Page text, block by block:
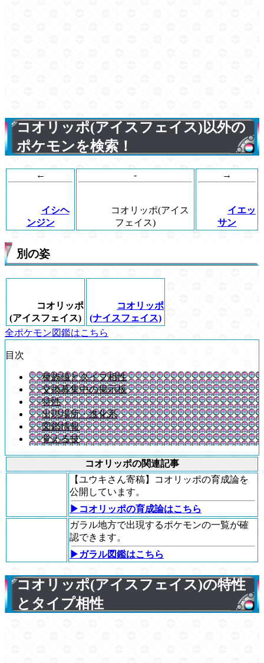
コオリッポ(アイスフェイス)以外の
ポケモンを検索！
←
イシヘ
ンジン
-
コオリッポ(アイス
フェイス)
→
イエッ
サン
別の姿
コオリッポ
(アイスフェイス)
コオリッポ
(ナイスフェイス)
全ポケモン図鑑はこちら
目次
種族値とタイプ相性
交換募集中の掲示板
特性
出現場所・進化系
図鑑情報
覚える技
コオリッポの関連記事
【ユウキさん寄稿】コオリッポの育成論を
公開しています。
▶コオリッポの育成論はこちら
ガラル地方で出現するポケモンの一覧が確
認できます。
▶ガラル図鑑はこちら
コオリッポ(アイスフェイス)の特性
とタイプ相性